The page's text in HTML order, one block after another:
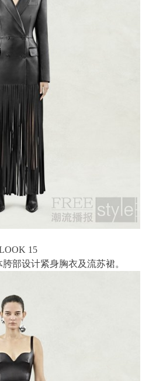
15
部设计紧身胸衣及流苏裙。